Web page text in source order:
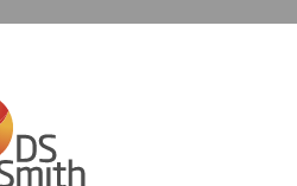
whitepaper drankverpakkingen